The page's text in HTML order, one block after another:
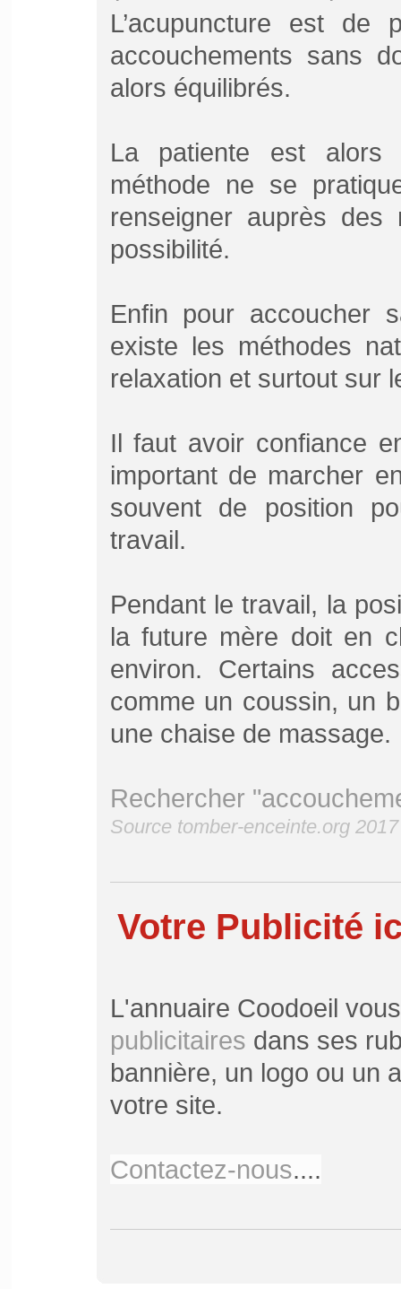
L’acupuncture est
accouchements sans
alors équilibrés.
La patiente est alors
méthode ne se
renseigner auprès des
possibilité.
Enfin pour accoucher
existe les méthodes
relaxation et surtout sur
Il faut avoir confiance
important de marcher
souvent de position
travail.
Pendant le travail, la
la future mère doit en
environ. Certains
comme un coussin, un
une chaise de massage.
Rechercher
Source tomber-enceinte.org 2017
Votre Publicité
L'annuaire Coodoeil
publicitaires dans ses
bannière, un logo ou un
votre site.
Contactez-nous....